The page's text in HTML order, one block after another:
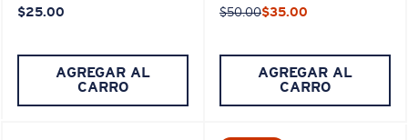
$25.00
AGREGAR AL
CARRO
$50.00$35.00
AGREGAR AL
CARRO